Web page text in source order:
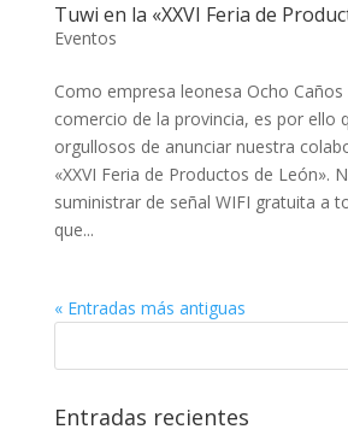
Tuwi en la «XXVI Feria de
Eventos
Como empresa leonesa Ocho
comercio de la provincia, es por ello
orgullosos de anunciar nuestra
«XXVI Feria de Productos de León».
suministrar de señal WIFI gratuita a
que...
« Entradas más antiguas
Entradas recientes